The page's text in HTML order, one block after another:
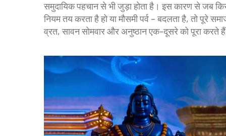
समुदायिक पहचान से भी जुड़ा होता है। इस कारण से जब
नियम तय करता हैहो या मौसमी पर्व – बदलता है, तो
व्रत, सावन सोमवार और अनुष्ठान एक-दूसरे को पूरा करते